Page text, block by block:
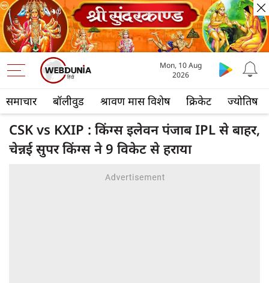
समाचार बॉलीवुड श्रावण मास विशेष क्रिकेट ज्योतिष
Mon, 10 Aug
2026
CSK vs KXIP : किंग्स इलेवन पंजाब IPL से बाहर,
चेन्नई सुपर किंग्स ने 9 विकेट से हराया